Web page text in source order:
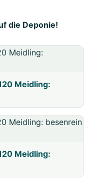
die Deponie!
Meidling:
Meidling: